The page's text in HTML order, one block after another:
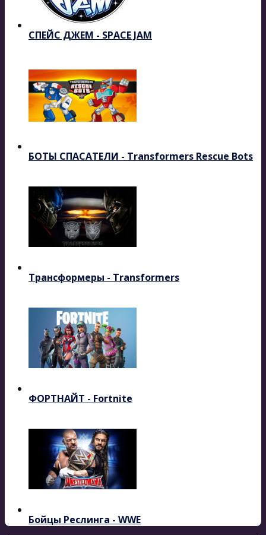
СПЕЙС ДЖЕМ - SPACE JAM
БОТЫ СПАСАТЕЛИ - Transformers Rescue Bots
Трансформеры - Transformers
ФОРТНАЙТ - Fortnite
Бойцы Реслинга - WWE